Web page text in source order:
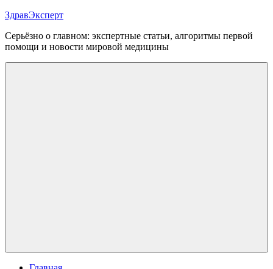
Перейти
содержимому
ЗдравЭксперт
Серьёзно о главном: экспертные статьи, алгоритмы первой
помощи и новости мировой медицины